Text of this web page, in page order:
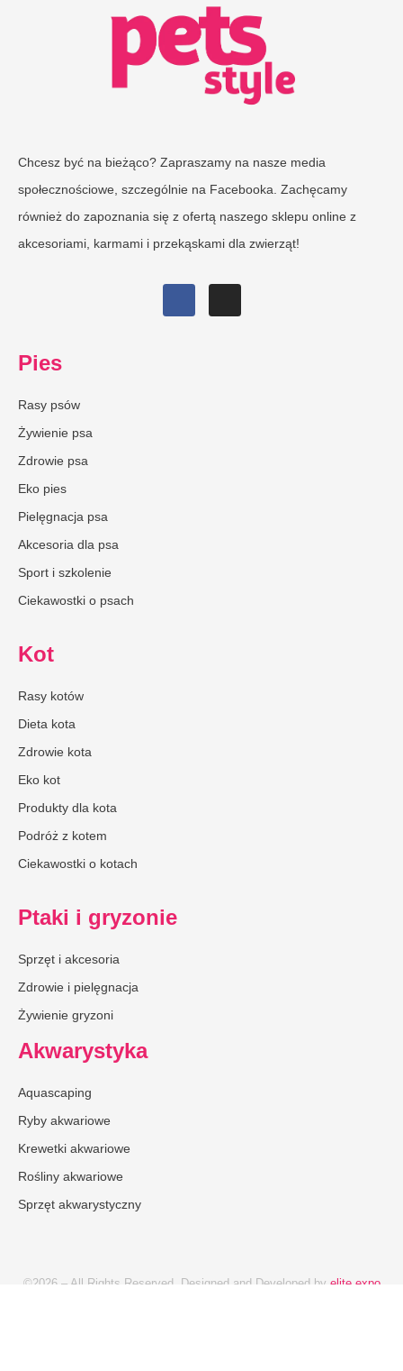
Chcesz być na bieżąco? Zapraszamy na nasze media
społecznościowe, szczególnie na Facebooka. Zachęcamy
również do zapoznania się z ofertą naszego sklepu online z
akcesoriami, karmami i przekąskami dla zwierząt!
Pies
Rasy psów
Żywienie psa
Zdrowie psa
Eko pies
Pielęgnacja psa
Akcesoria dla psa
Sport i szkolenie
Ciekawostki o psach
Kot
Rasy kotów
Dieta kota
Zdrowie kota
Eko kot
Produkty dla kota
Podróż z kotem
Ciekawostki o kotach
Ptaki i gryzonie
Sprzęt i akcesoria
Zdrowie i pielęgnacja
Żywienie gryzoni
Akwarystyka
Aquascaping
Ryby akwariowe
Krewetki akwariowe
Rośliny akwariowe
Sprzęt akwarystyczny
©2026 – All Rights Reserved. Designed and Developed by elite expo